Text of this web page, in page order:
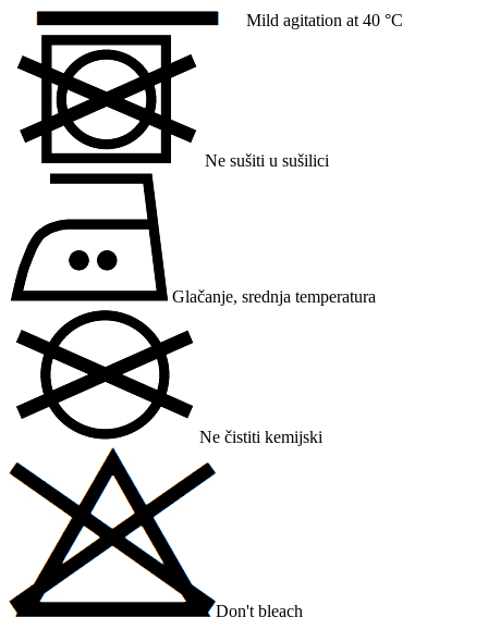
Mild agitation at 40 °C
Ne sušiti u sušilici
Glačanje, srednja temperatura
Ne čistiti kemijski
Don't bleach